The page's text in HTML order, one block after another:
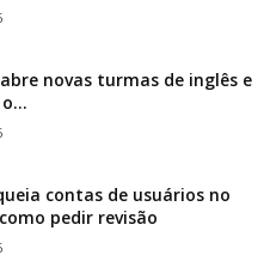
novas turmas de inglês e
contas de usuários no
pedir revisão